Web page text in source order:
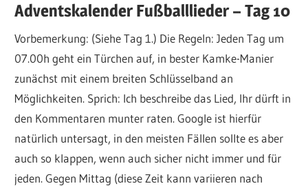
Adventskalender Fußballlieder – Tag 10
Vorbemerkung: (Siehe Tag 1.) Die Regeln: Jeden Tag um
07.00h geht ein Türchen auf, in bester Kamke-Manier
zunächst mit einem breiten Schlüsselband an
Möglichkeiten. Sprich: Ich beschreibe das Lied, Ihr dürft in
den Kommentaren munter raten. Google ist hierfür
natürlich untersagt, in den meisten Fällen sollte es aber
auch so klappen, wenn auch sicher nicht immer und für
jeden. Gegen Mittag (diese Zeit kann variieren nach